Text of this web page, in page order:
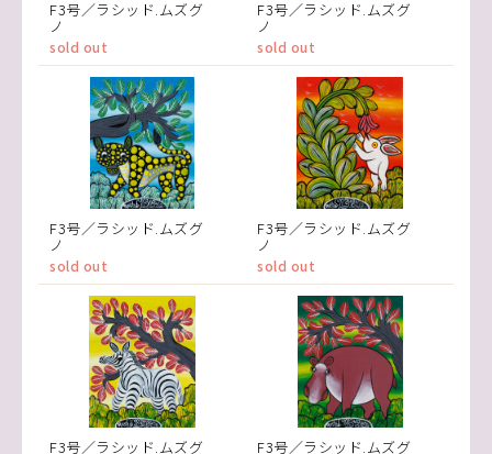
F3号／ラシッド.ムズグ
ノ
sold out
F3号／ラシッド.ムズグ
ノ
sold out
F3号／ラシッド.ムズグ
ノ
sold out
F3号／ラシッド.ムズグ
ノ
sold out
F3号／ラシッド.ムズグ F3号／ラシッド.ムズグ